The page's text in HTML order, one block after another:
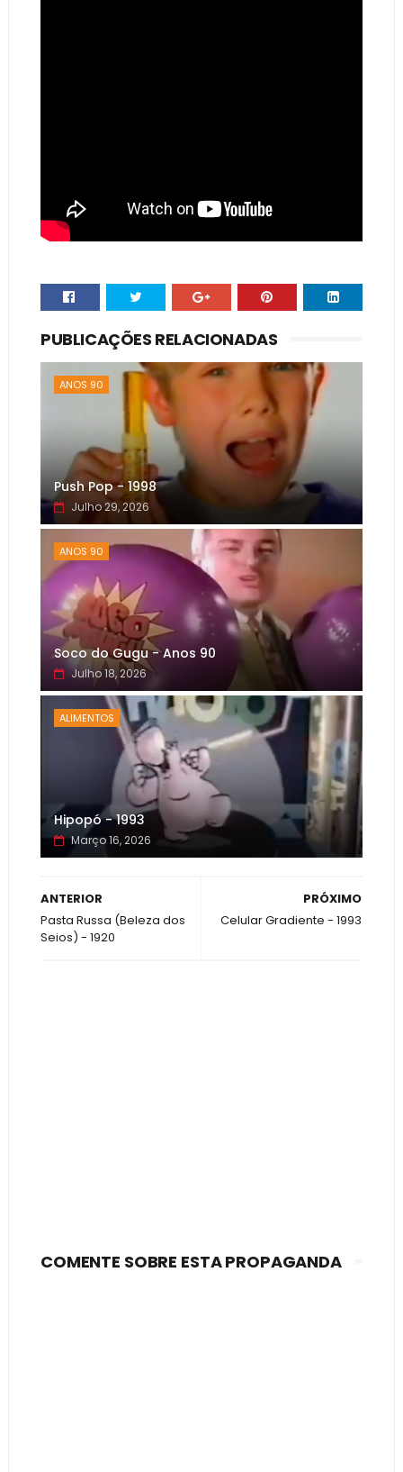
PUBLICAÇÕES RELACIONADAS
ANOS 90
Push Pop - 1998
Julho 29, 2026
ANOS 90
Soco do Gugu - Anos 90
Julho 18, 2026
ALIMENTOS
Hipopó - 1993
Março 16, 2026
PRÓXIMO
Celular Gradiente - 1993
ANTERIOR
Pasta Russa (Beleza dos
Seios) - 1920
COMENTE SOBRE ESTA PROPAGANDA